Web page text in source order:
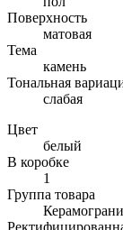
Поверхность
матовая
Тема
камень
Тональная
слабая
Цвет
белый
В коробке
1
Группа товара